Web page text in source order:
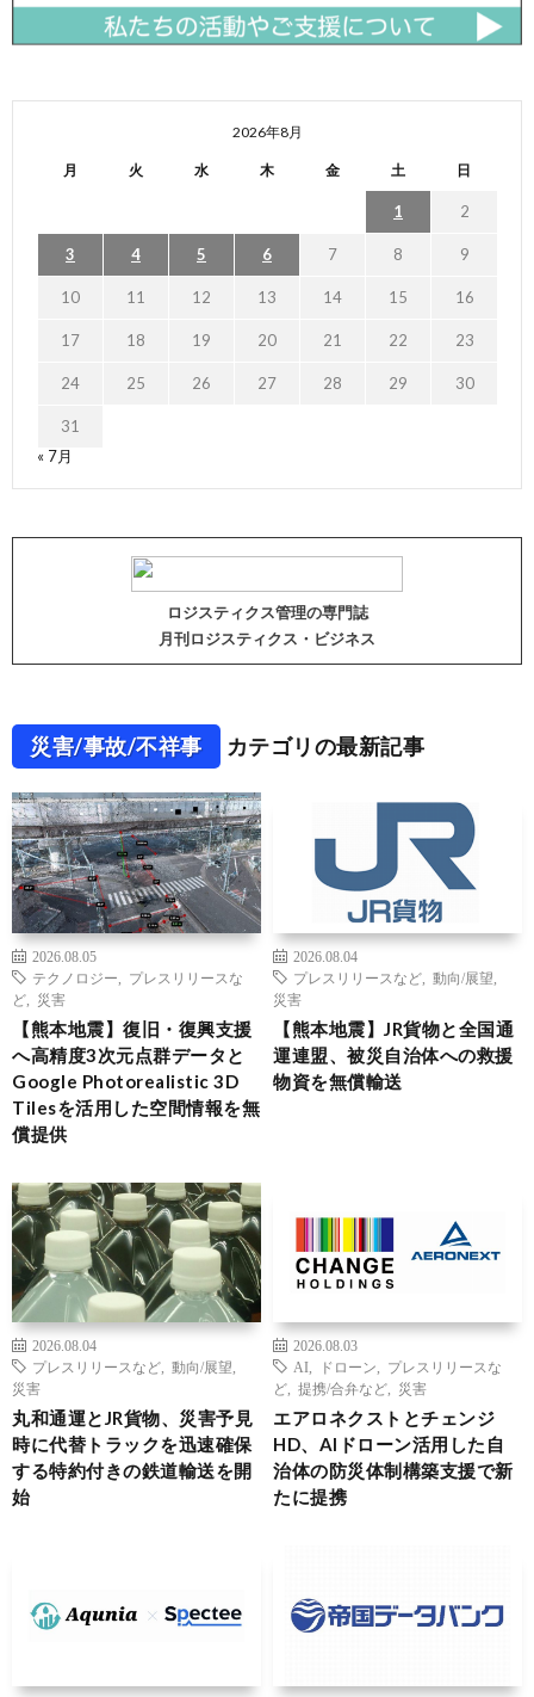
2026年8月
月 火 水 木 金 土 日
1 2
3 4 5 6 7 8 9
10 11 12 13 14 15 16
17 18 19 20 21 22 23
24 25 26 27 28 29 30
31
« 7月
ロジスティクス管理の専門誌
月刊ロジスティクス・ビジネス
災害/事故/不祥事 カテゴリの最新記事
2026.08.05
テクノロジー
プレスリリースな
ど
災害
【熊本地震】復旧・復興支援
へ高精度3次元点群データと
Google Photorealistic 3D
Tilesを活用した空間情報を無
償提供
2026.08.04
プレスリリースなど
動向/展望
災害
【熊本地震】JR貨物と全国通
運連盟、被災自治体への救援
物資を無償輸送
2026.08.04
プレスリリースなど
動向/展望
災害
丸和通運とJR貨物、災害予見
時に代替トラックを迅速確保
する特約付きの鉄道輸送を開
始
2026.08.03
AI
ドローン
プレスリリースな
ど
提携/合弁など 災害
エアロネクストとチェンジ
HD、AIドローン活用した自
治体の防災体制構築支援で新
たに提携